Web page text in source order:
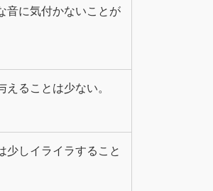
音に気付かないことが
ることは少ない。
少しイライラすること